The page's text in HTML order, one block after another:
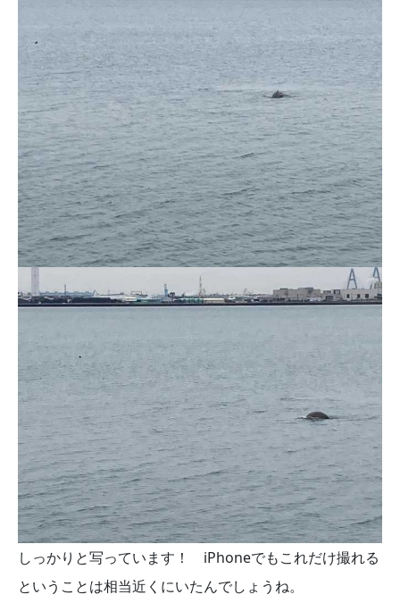
しっかりと写っています！ iPhoneでもこれだけ撮れる
ということは相当近くにいたんでしょうね。